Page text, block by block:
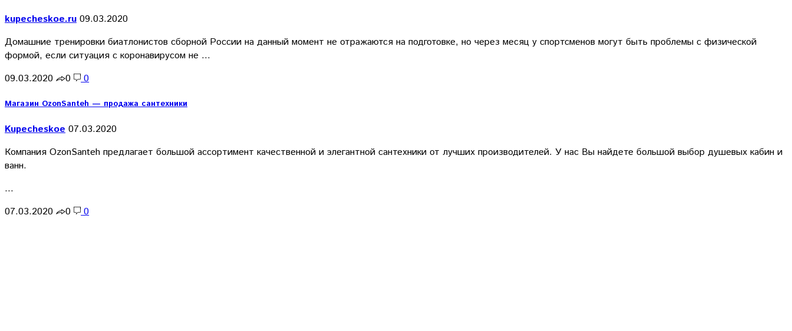
kupecheskoe.ru 09.03.2020
Домашние тренировки биатлонистов сборной России на данный момент не отражаются на подготовке, но через месяц у спортсменов могут быть проблемы с физической
формой, если ситуация с коронавирусом не …
09.03.2020
0 0
Магазин OzonSanteh — продажа сантехники
Kupecheskoe 07.03.2020
Компания OzonSanteh предлагает большой ассортимент качественной и элегантной сантехники от лучших производителей. У нас Вы найдете большой выбор душевых кабин и
ванн.
…
07.03.2020
0 0